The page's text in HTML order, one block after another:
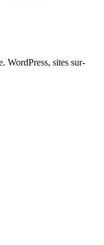
WordPress, sites sur-